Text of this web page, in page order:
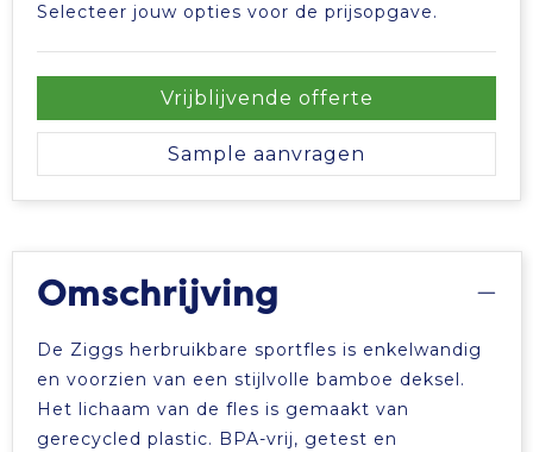
Selecteer jouw opties voor de prijsopgave.
Vrijblijvende offerte
Sample aanvragen
Omschrijving
De Ziggs herbruikbare sportfles is enkelwandig
en voorzien van een stijlvolle bamboe deksel.
Het lichaam van de fles is gemaakt van
gerecycled plastic. BPA-vrij, getest en